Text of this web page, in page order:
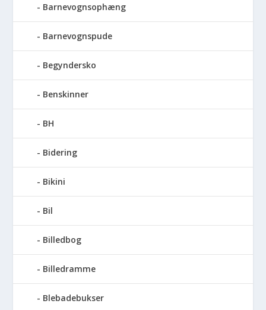
Barnevognsophæng
Barnevognspude
Begyndersko
Benskinner
BH
Bidering
Bikini
Bil
Billedbog
Billedramme
Blebadebukser